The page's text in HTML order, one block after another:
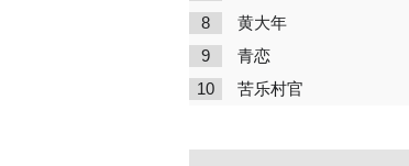
8 黄大年
9 青恋
10 苦乐村官